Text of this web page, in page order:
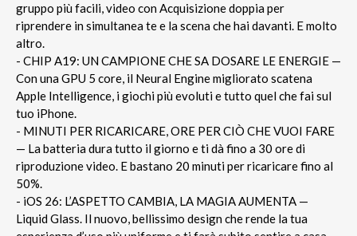
gruppo più facili, video con Acquisizione doppia per
riprendere in simultanea te e la scena che hai davanti. E molto
altro.
- CHIP A19: UN CAMPIONE CHE SA DOSARE LE ENERGIE —
Con una GPU 5 core, il Neural Engine migliorato scatena
Apple Intelligence, i giochi più evoluti e tutto quel che fai sul
tuo iPhone.
- MINUTI PER RICARICARE, ORE PER CIÒ CHE VUOI FARE
— La batteria dura tutto il giorno e ti dà fino a 30 ore di
riproduzione video. E bastano 20 minuti per ricaricare fino al
50%.
- iOS 26: L’ASPETTO CAMBIA, LA MAGIA AUMENTA —
Liquid Glass. Il nuovo, bellissimo design che rende la tua